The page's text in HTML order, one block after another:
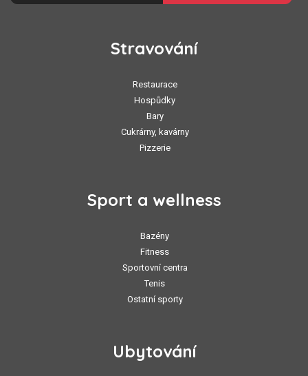
Stravování
Restaurace
Hospůdky
Bary
Cukrárny, kavárny
Pizzerie
Sport a wellness
Bazény
Fitness
Sportovní centra
Tenis
Ostatní sporty
Ubytování